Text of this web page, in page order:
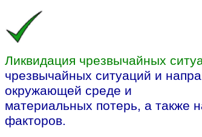
Ликвидация чрезвычайных
чрезвычайных ситуаций и
окружающей среде и
материальных потерь, а также
факторов.